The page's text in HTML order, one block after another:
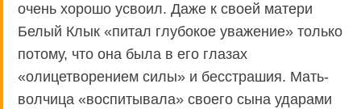
очень хорошо усвоил. Даже к своей матери
Белый Клык «питал глубокое уважение» только
потому, что она была в его глазах
«олицетворением силы» и бесстрашия. Мать-
волчица «воспитывала» своего сына ударами